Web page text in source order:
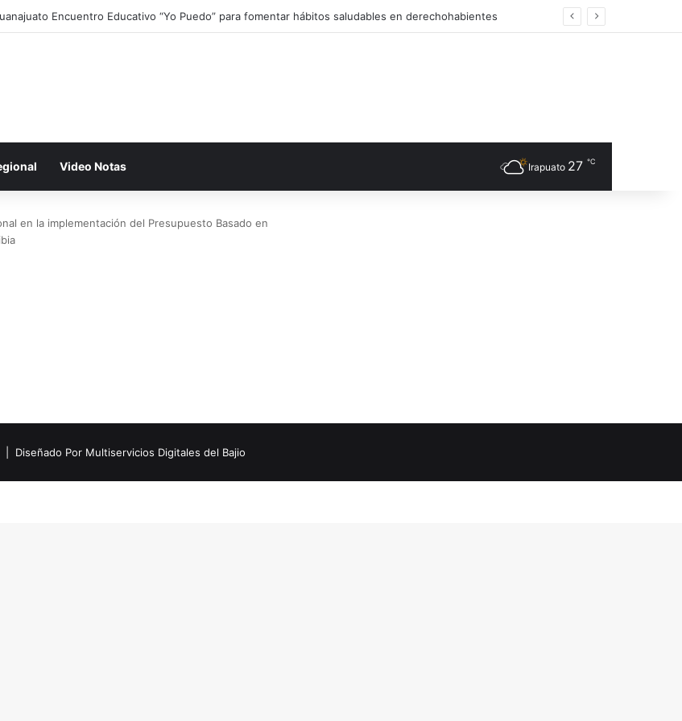
Encuentro Educativo “Yo Puedo” para fomentar hábitos saludables en derechohabientes
Video Notas Irapuato 27 ℃
en la implementación del Presupuesto Basado en
| Diseñado Por Multiservicios Digitales del Bajio